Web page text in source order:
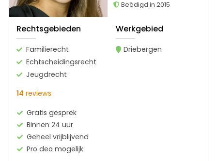
Beëdigd in 2015
Rechtsgebieden
Familierecht
Echtscheidingsrecht
Jeugdrecht
Werkgebied
Driebergen
14 reviews
Gratis gesprek
Binnen 24 uur
Geheel vrijblijvend
Pro deo mogelijk